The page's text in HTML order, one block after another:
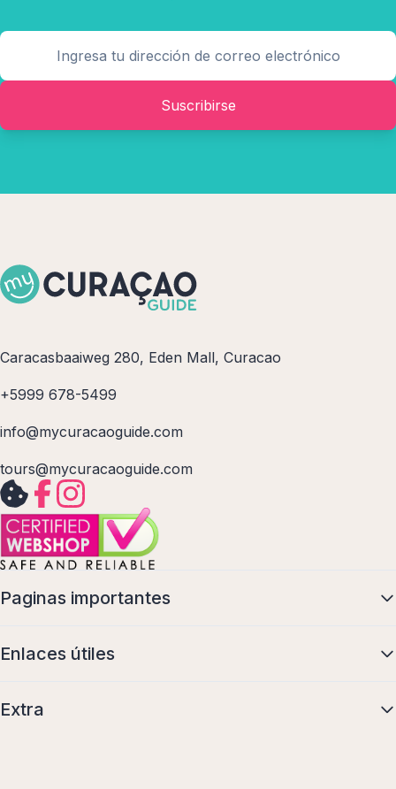
Suscribirse
Caracasbaaiweg 280, Eden Mall, Curacao
+5999 678-5499
info@mycuracaoguide.com
tours@mycuracaoguide.com
Paginas importantes
Enlaces útiles
Extra